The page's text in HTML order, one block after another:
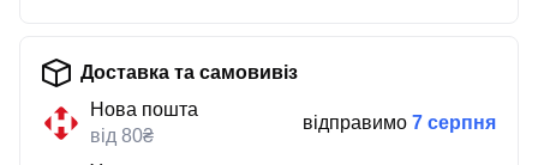
Доставка та самовивіз
Нова пошта
від 80₴
відправимо 7 серпня